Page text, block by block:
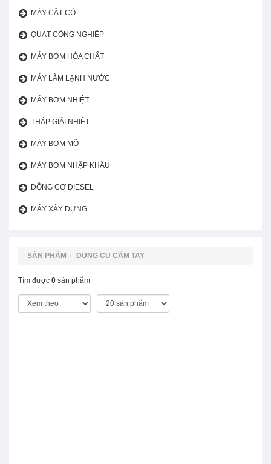
MÁY CẮT CỎ
QUẠT CÔNG NGHIỆP
MÁY BƠM HÓA CHẤT
MÁY LÀM LẠNH NƯỚC
MÁY BƠM NHIỆT
THÁP GIẢI NHIỆT
MÁY BƠM MỠ
MÁY BƠM NHẬP KHẨU
ĐỘNG CƠ DIESEL
MÁY XÂY DỰNG
SẢN PHẨM DỤNG CỤ CẦM TAY
Tìm được 0 sản phẩm